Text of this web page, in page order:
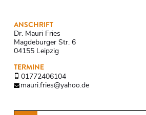
ANSCHRIFT
Dr. Mauri Fries
Magdeburger Str. 6
04155 Leipzig
TERMINE
01772406104
mauri.fries@yahoo.de